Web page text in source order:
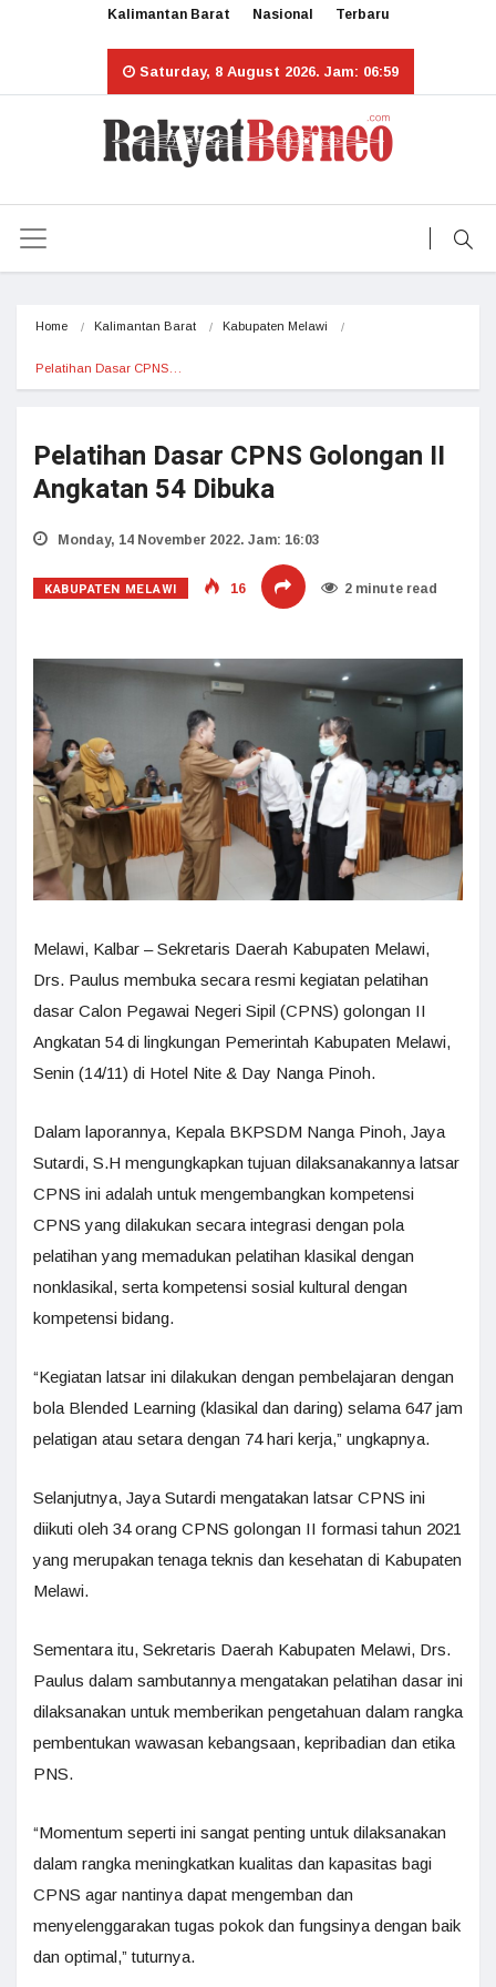
Kalimantan Barat Nasional Terbaru
Saturday, 8 August 2026. Jam: 06:59
Home Kalimantan Barat Kabupaten Melawi
Pelatihan Dasar CPNS…
Pelatihan Dasar CPNS Golongan II
Angkatan 54 Dibuka
Monday, 14 November 2022. Jam: 16:03
KABUPATEN MELAWI 16 2 minute read
Melawi, Kalbar – Sekretaris Daerah Kabupaten Melawi,
Drs. Paulus membuka secara resmi kegiatan pelatihan
dasar Calon Pegawai Negeri Sipil (CPNS) golongan II
Angkatan 54 di lingkungan Pemerintah Kabupaten Melawi,
Senin (14/11) di Hotel Nite & Day Nanga Pinoh.
Dalam laporannya, Kepala BKPSDM Nanga Pinoh, Jaya
Sutardi, S.H mengungkapkan tujuan dilaksanakannya latsar
CPNS ini adalah untuk mengembangkan kompetensi
CPNS yang dilakukan secara integrasi dengan pola
pelatihan yang memadukan pelatihan klasikal dengan
nonklasikal, serta kompetensi sosial kultural dengan
kompetensi bidang.
“Kegiatan latsar ini dilakukan dengan pembelajaran dengan
bola Blended Learning (klasikal dan daring) selama 647 jam
pelatigan atau setara dengan 74 hari kerja,” ungkapnya.
Selanjutnya, Jaya Sutardi mengatakan latsar CPNS ini
diikuti oleh 34 orang CPNS golongan II formasi tahun 2021
yang merupakan tenaga teknis dan kesehatan di Kabupaten
Melawi.
Sementara itu, Sekretaris Daerah Kabupaten Melawi, Drs.
Paulus dalam sambutannya mengatakan pelatihan dasar ini
dilaksanakan untuk memberikan pengetahuan dalam rangka
pembentukan wawasan kebangsaan, kepribadian dan etika
PNS.
“Momentum seperti ini sangat penting untuk dilaksanakan
dalam rangka meningkatkan kualitas dan kapasitas bagi
CPNS agar nantinya dapat mengemban dan
menyelenggarakan tugas pokok dan fungsinya dengan baik
dan optimal,” tuturnya.